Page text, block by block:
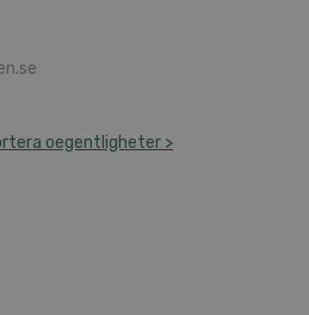
oegentligheter >